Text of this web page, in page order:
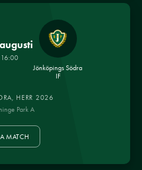
16:00
Jönköpings Södra
IF
HERR 2026
Park A
MATCH